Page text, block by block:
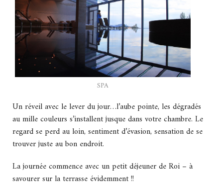
SPA
Un réveil avec le lever du jour…l’aube pointe, les dégradés
au mille couleurs s’installent jusque dans votre chambre. Le
regard se perd au loin, sentiment d’évasion, sensation de se
trouver juste au bon endroit.
La journée commence avec un petit déjeuner de Roi – à
savourer sur la terrasse évidemment !!